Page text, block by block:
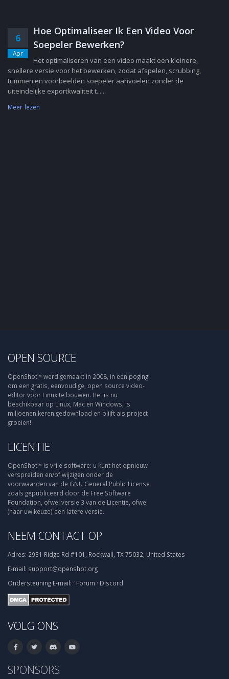
6
Apr
Hoe Optimaliseer Ik Een Video Voor
Soepeler Bewerken?
Het optimaliseren van een video maakt een kleinere,
snellere versie voor het bewerken, zodat afspelen, scrubbing,
trimmen en voorbeelden soepeler aanvoelen zonder de
uiteindelijke exportkwaliteit t......
Meer lezen
OPEN SOURCE
OpenShot™ werd gemaakt in 2008, in een poging
om een gratis, eenvoudige, open source video-
editor voor Linux te bouwen. Het is nu
beschikbaar op Linux, Mac en Windows, is
miljoenen keren gedownload en blijft als project
groeien!
LICENTIE
OpenShot™ is vrije software: u kunt het opnieuw
verspreiden en/of wijzigen onder de
voorwaarden van de GNU General Public License
zoals gepubliceerd door de Free Software
Foundation, ofwel versie 3 van de Licentie, ofwel
(naar uw keuze) een latere versie.
NEEM CONTACT OP
Adres: 2931 Ridge Rd #101, Rockwall, TX 75032, United States
E-mail: support@openshot.org
Ondersteuning E-mail: · Forum · Discord
VOLG ONS
SPONSORS